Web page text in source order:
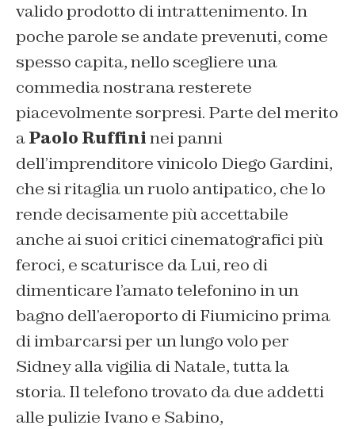
valido prodotto di intrattenimento. In
poche parole se andate prevenuti, come
spesso capita, nello scegliere una
commedia nostrana resterete
piacevolmente sorpresi. Parte del merito
aPaolo Ruffininei panni
dell’imprenditore vinicolo Diego Gardini,
che si ritaglia un ruolo antipatico, che lo
rende decisamente più accettabile
anche ai suoi critici cinematografici più
feroci, e scaturisce da Lui, reo di
dimenticare l’amato telefonino in un
bagno dell’aeroporto di Fiumicino prima
di imbarcarsi per un lungo volo per
Sidney alla vigilia di Natale, tutta la
storia. Il telefono trovato da due addetti
alle pulizie Ivano e Sabino,